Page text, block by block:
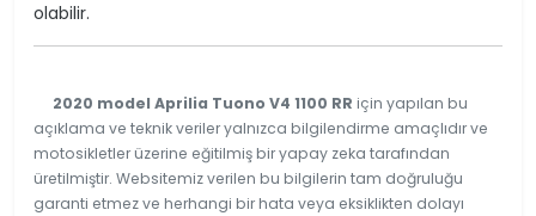
olabilir.
2020 model Aprilia Tuono V4 1100 RR için yapılan bu
açıklama ve teknik veriler yalnızca bilgilendirme amaçlıdır ve
motosikletler üzerine eğitilmiş bir yapay zeka tarafından
üretilmiştir. Websitemiz verilen bu bilgilerin tam doğruluğu
garanti etmez ve herhangi bir hata veya eksiklikten dolayı